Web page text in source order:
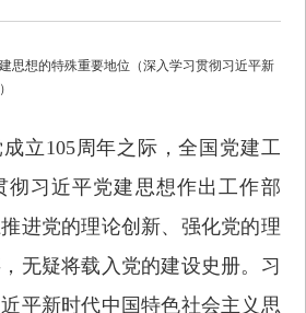
思想的特殊重要地位（深入学习贯彻习近平新
立105周年之际，全国党建工
彻习近平党建思想作出工作部
进党的理论创新、强化党的理
无疑将载入党的建设史册。习
平新时代中国特色社会主义思